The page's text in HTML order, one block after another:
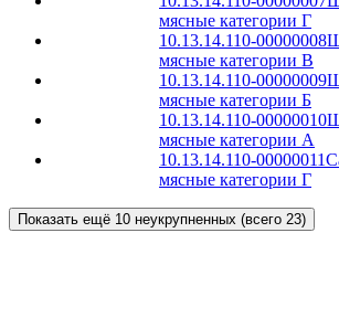
мясные категории Г
10.13.14.110-00000008
мясные категории В
10.13.14.110-00000009
мясные категории Б
10.13.14.110-00000010
мясные категории А
10.13.14.110-00000011
мясные категории Г
Показать ещё 10 неукрупненных (всего 23)